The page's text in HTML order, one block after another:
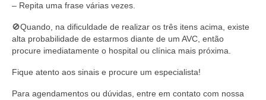
– Repita uma frase várias vezes.
🚫Quando, na dificuldade de realizar os três itens acima, existe
alta probabilidade de estarmos diante de um AVC, então
procure imediatamente o hospital ou clínica mais próxima.
Fique atento aos sinais e procure um especialista!
Para agendamentos ou dúvidas, entre em contato com nossa